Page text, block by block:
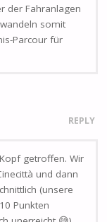
der Fahranlagen
somit
Parcour für
REPLY
getroffen. Wir
und dann
(unsere
Punkten